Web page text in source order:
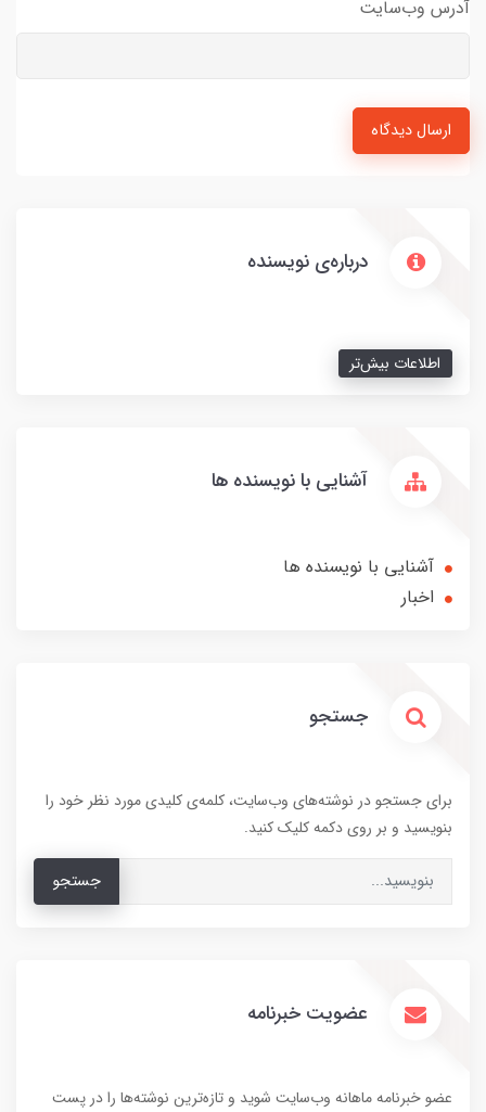
آدرس وب‌سایت
ارسال دیدگاه
درباره‌ی نویسنده
اطلاعات بیش‌تر
آشنایی با نویسنده ها
آشنایی با نویسنده ها
اخبار
جستجو
برای جستجو در نوشته‌های وب‌سایت، کلمه‌ی کلیدی مورد نظر خود را
بنویسید و بر روی دکمه کلیک کنید.
جستجو
عضویت خبرنامه
عضو خبرنامه ماهانه وب‌سایت شوید و تازه‌ترین نوشته‌ها را در پست